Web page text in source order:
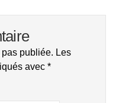
publiée. Les
avec*